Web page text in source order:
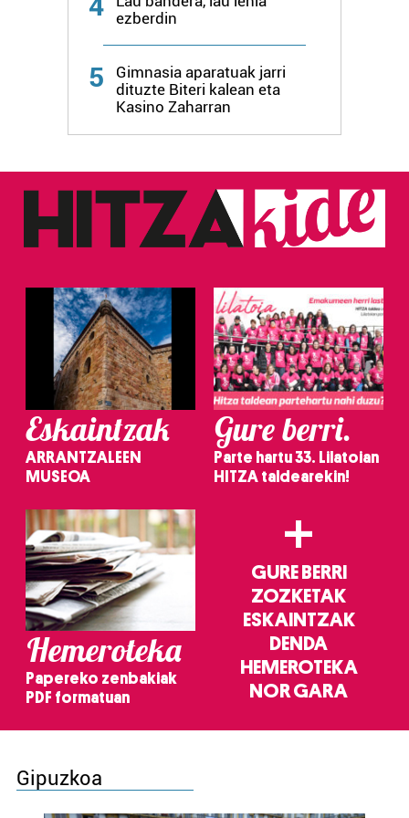
zerbitzuak hobetzeko asmoz, cookie teknologiaz
baliatzen gara. Ohar hau onartuz gero, teknologia hori
ezberdin
5
Gimnasia aparatuak jarri
dituzte Biteri kalean eta
Kasino Zaharran
Eskaintzak
ARRANTZALEEN
MUSEOA
Gure berri.
Parte hartu 33. Lilatoian
HITZA taldearekin!
Hemeroteka
Papereko zenbakiak
PDF formatuan
+
GURE BERRI
ZOZKETAK
ESKAINTZAK
DENDA
HEMEROTEKA
NOR GARA
Gipuzkoa